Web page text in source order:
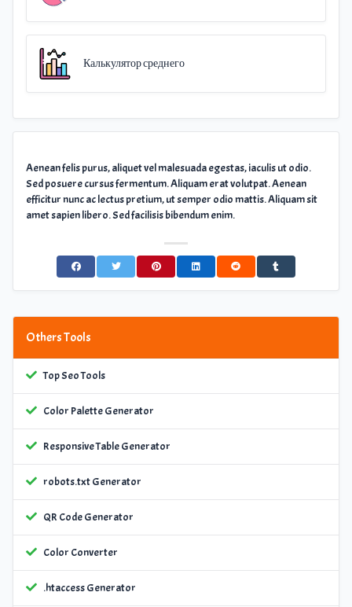
Калькулятор среднего
Aenean felis purus, aliquet vel malesuada egestas, iaculis ut odio.
Sed posuere cursus fermentum. Aliquam erat volutpat. Aenean
efficitur nunc ac lectus pretium, ut semper odio mattis. Aliquam sit
amet sapien libero. Sed facilisis bibendum enim.
Others Tools
Top Seo Tools
Color Palette Generator
Responsive Table Generator
robots.txt Generator
QR Code Generator
Color Converter
.htaccess Generator